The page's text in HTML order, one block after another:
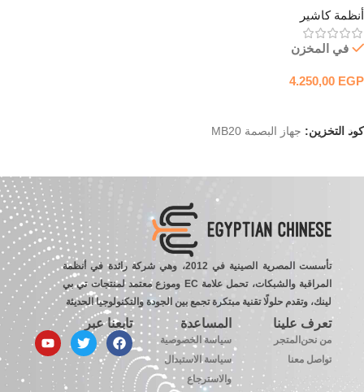
والاصبع
أنظمة كاشير
في المخزن
4.250,00 EGP
كود التخزين: جهاز البصمة MB20
تأسست المصرية الصينية في 2012، وهي شركة رائدة في أنظمة
المراقبة والشبكات، تحمل علامة EC وموزع معتمد لمنتجات تي بي
لينك، وتقدم حلولًا تقنية مبتكرة تجمع بين الجودة والتكنولوجيا الحديثة
تعرف علينا
من نحن المتجر
تواصل معنا
المساعدة
سياسة الخصوصية
سياسة الاستبدال
والاسترجاع
تابعنا عبر